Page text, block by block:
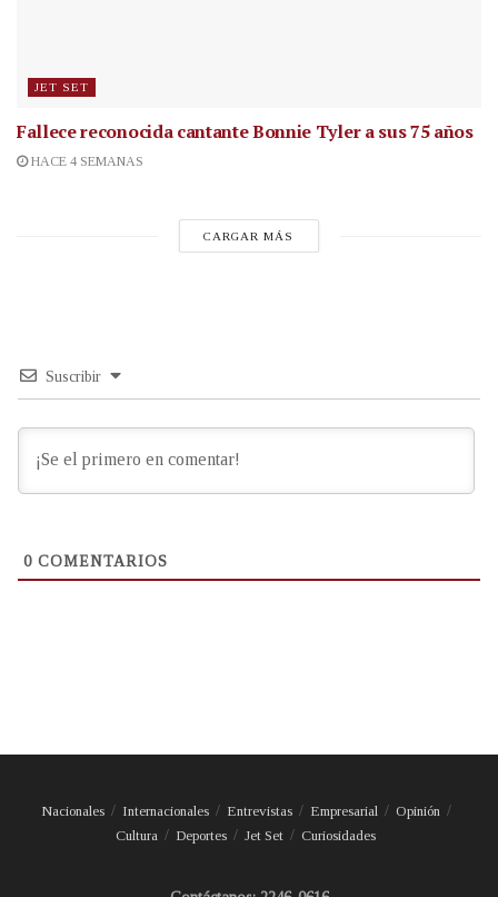
JET SET
Fallece reconocida cantanteBonnie Tyler a sus 75 años
HACE 4 SEMANAS
CARGAR MÁS
Suscribir
0 COMENTARIOS
Nacionales Internacionales Entrevistas Empresarial
Opinión
Cultura
Deportes Jet Set Curiosidades